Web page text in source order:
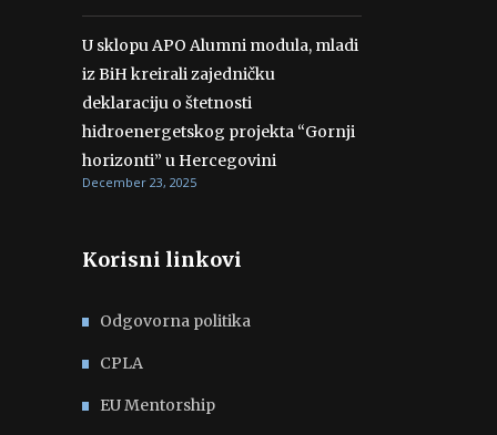
U sklopu APO Alumni modula, mladi
iz BiH kreirali zajedničku
deklaraciju o štetnosti
hidroenergetskog projekta “Gornji
horizonti” u Hercegovini
December 23, 2025
Korisni linkovi
Odgovorna politika
CPLA
EU Mentorship